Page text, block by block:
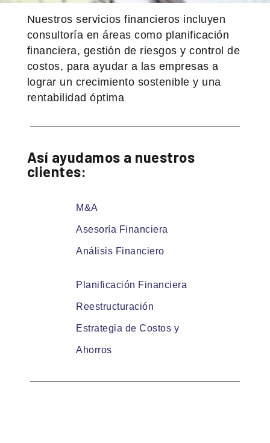
Nuestros servicios financieros incluyen
consultoría en áreas como planificación
financiera, gestión de riesgos y control de
costos, para ayudar a las empresas a
lograr un crecimiento sostenible y una
rentabilidad óptima
Así ayudamos a nuestros
clientes:
M&A
Asesoría Financiera
Análisis Financiero
Planificación Financiera
Reestructuración
Estrategia de Costos y
Ahorros